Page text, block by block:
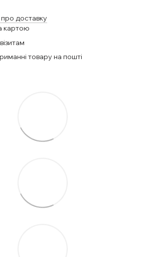
про доставку
картою
товару на пошті